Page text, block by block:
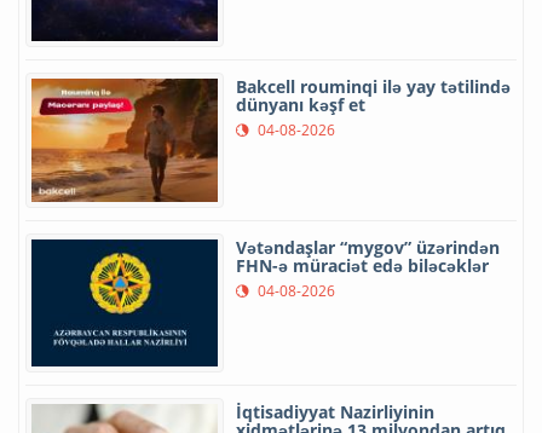
Bakcell rouminqi ilə yay tətilində
dünyanı kəşf et
04-08-2026
Vətəndaşlar “mygov” üzərindən
FHN-ə müraciət edə biləcəklər
04-08-2026
İqtisadiyyat Nazirliyinin